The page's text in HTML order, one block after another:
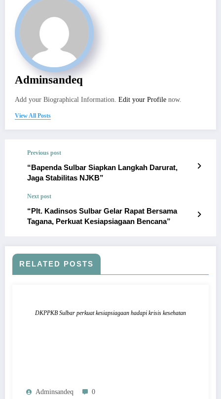
Adminsandeq
Add your Biographical Information. Edit your Profile now.
View All Posts
Previous post
“Bapenda Sulbar Siapkan Langkah Darurat,
Jaga Stabilitas NJKB”
Next post
“Plt. Kadinsos Sulbar Gelar Rapat Bersama
Tagana, Perkuat Kesiapsiagaan Bencana”
RELATED POSTS
DKPPKB Sulbar perkuat kesiapsiagaan hadapi krisis kesehatan
Adminsandeq 0